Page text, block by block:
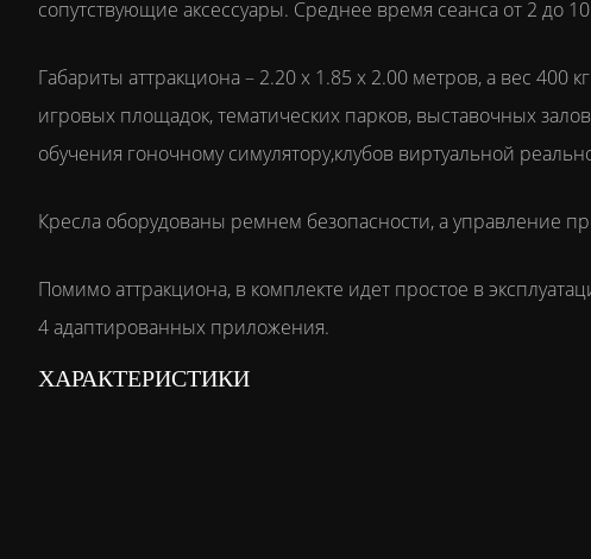
сопутствующие аксессуары. Среднее время сеанса от 2 до
Габариты аттракциона – 2.20 х 1.85 х 2.00 метров, а вес 400
игровых площадок, тематических парков, выставочных
обучения гоночному симулятору,клубов виртуальной
Кресла оборудованы ремнем безопасности, а управление
Помимо аттракциона, в комплекте идет простое в
4 адаптированных приложения.
ХАРАКТЕРИСТИКИ